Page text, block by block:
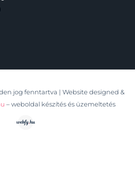
jog fenntartva | Website designed &
– weboldal készítés és üzemeltetés